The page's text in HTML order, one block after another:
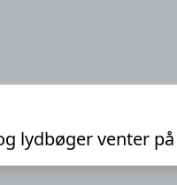
lydbøger venter